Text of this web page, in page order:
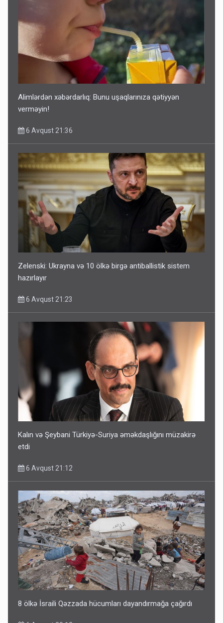
Alimlərdən xəbərdarlıq: Bunu uşaqlarınıza qətiyyən
verməyin!
6 Avqust 21:36
Zelenski: Ukrayna və 10 ölkə birgə antiballistik sistem
hazırlayır
6 Avqust 21:23
Kalın və Şeybani Türkiyə-Suriya əməkdaşlığını müzakirə
etdi
6 Avqust 21:12
8 ölkə İsraili Qəzzada hücumları dayandırmağa çağırdı